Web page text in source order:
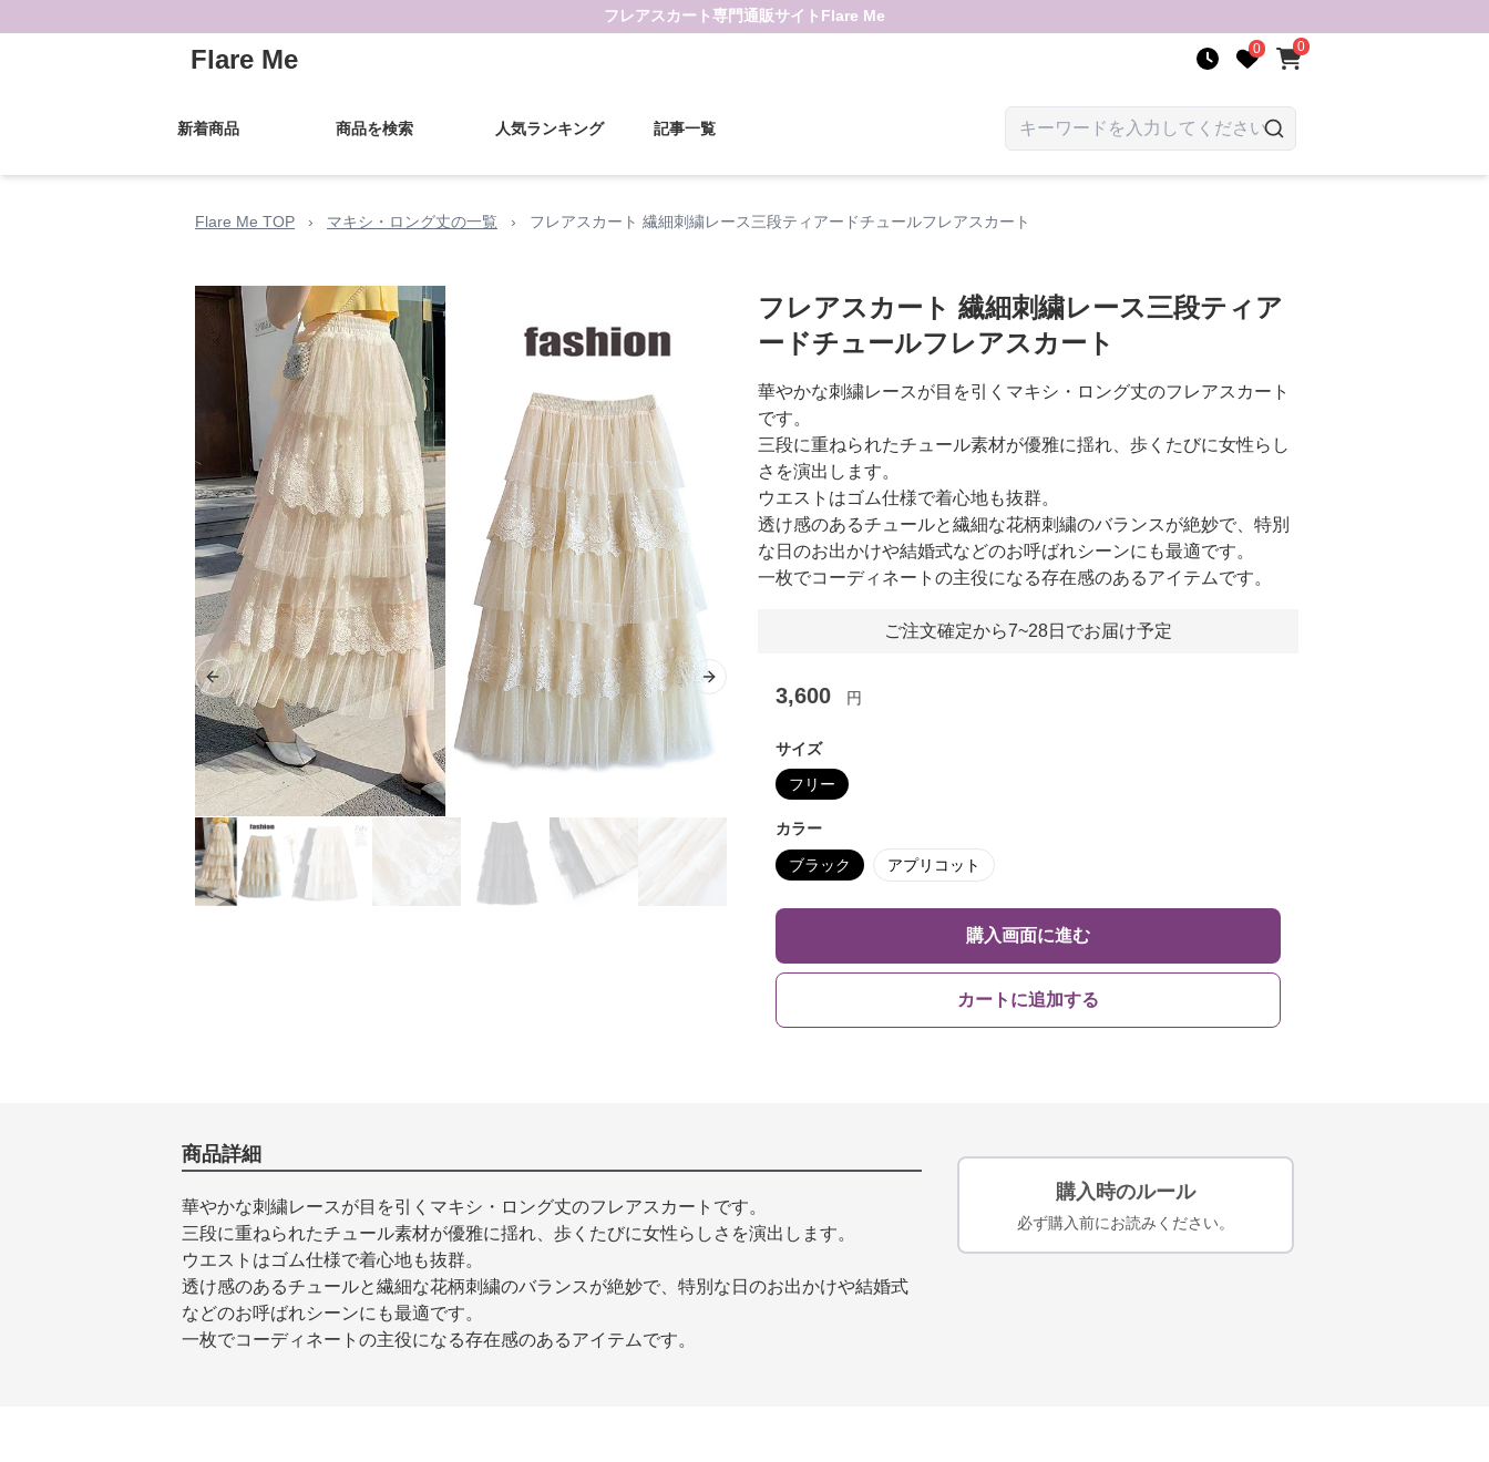
フレアスカート専門通販サイト Flare Me
Flare Me 0 0
新着商品 商品を検索 人気ランキング 記事一覧
Flare Me TOP › マキシ・ロング丈の一覧 › フレアスカート 繊細刺繍レース三段ティアードチュールフレアスカート
Previous slide Next slide
フレアスカート 繊細刺繍レース三段ティア
ードチュールフレアスカート
華やかな刺繍レースが目を引くマキシ・ロング丈のフレアスカート
です。
三段に重ねられたチュール素材が優雅に揺れ、歩くたびに女性らし
さを演出します。
ウエストはゴム仕様で着心地も抜群。
透け感のあるチュールと繊細な花柄刺繍のバランスが絶妙で、特別
な日のお出かけや結婚式などのお呼ばれシーンにも最適です。
一枚でコーディネートの主役になる存在感のあるアイテムです。
ご注文確定から7~28日でお届け予定
3,600 円
サイズ
フリー
カラー
ブラック アプリコット
購入画面に進む
カートに追加する
商品詳細
華やかな刺繍レースが目を引くマキシ・ロング丈のフレアスカートです。
三段に重ねられたチュール素材が優雅に揺れ、歩くたびに女性らしさを演出します。
ウエストはゴム仕様で着心地も抜群。
透け感のあるチュールと繊細な花柄刺繍のバランスが絶妙で、特別な日のお出かけや結婚式
などのお呼ばれシーンにも最適です。
一枚でコーディネートの主役になる存在感のあるアイテムです。
購入時のルール
必ず購入前にお読みください。